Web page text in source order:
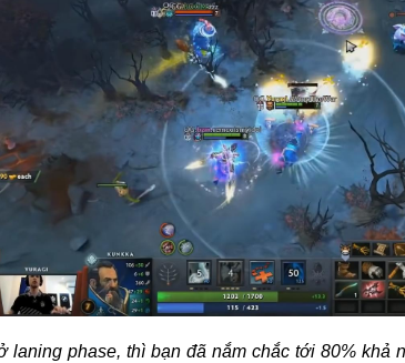
laning phase, thì bạn đã nắm chắc tới 80% khả